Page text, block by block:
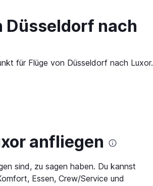
Düsseldorf nach
für Flüge von Düsseldorf nach Luxor.
anfliegen
sind, zu sagen haben. Du kannst
Essen, Crew/Service und